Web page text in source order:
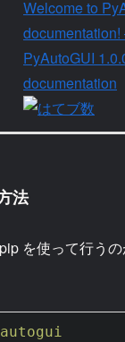
Welcome to
PyAutoGUI
documentation
法
を使って行うの